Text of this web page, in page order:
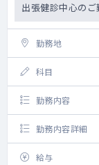
出張健診中心のご
勤務地
科目
勤務内容
勤務内容詳細
給与